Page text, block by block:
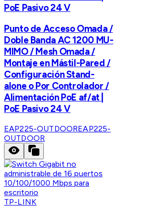
PoE Pasivo 24 V
Punto de Acceso Omada /
Doble Banda AC 1200 MU-
MIMO / Mesh Omada /
Montaje en Mástil-Pared /
Configuración Stand-
alone o Por Controlador /
Alimentación PoE af/at |
PoE Pasivo 24 V
EAP225-OUTDOOREAP225-
OUTDOOR
TP-LINK